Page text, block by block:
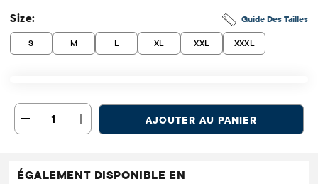
Guide Des Tailles
Size:
S M L XL XXL XXXL
1 AJOUTER AU PANIER
ÉGALEMENT DISPONIBLE EN